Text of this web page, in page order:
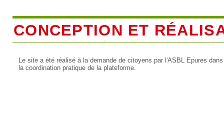
CONCEPTION ET
Le site a été réalisé à la demande de citoyens par l'ASBL Epures
la coordination pratique de la plateforme.